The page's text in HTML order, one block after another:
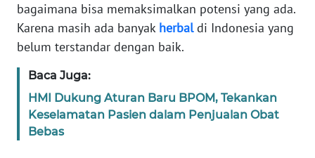
bagaimana bisa memaksimalkan potensi yang ada.
Karena masih ada banyak herbaldi Indonesia yang
belum terstandar dengan baik.
Baca Juga:
HMI Dukung Aturan Baru BPOM, Tekankan
Keselamatan Pasien dalam Penjualan Obat
Bebas
INFO
TENTANG
PEDOMAN